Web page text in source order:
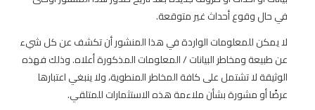
في حال وقوع أحداث غير متوقعة.
لا يمكن للمعلومات الواردة في هذا المنشور أن تكشف عن كل شيء
عن طبيعة ومخاطر البيانات / المعلومات المذكورة أعلاه. وذلك فهذه
الوثيقة لا تشتمل على كافة المخاطر المنطوية، ولا ينبغي اعتبارها
عرضًا أو مشورة بشأن ملاءمة هذه الاستثمارات للمتلقي.